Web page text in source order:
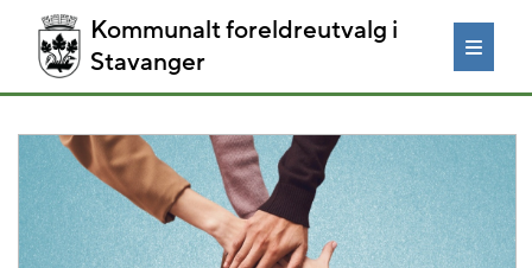
Kommunalt foreldreutvalg i
Stavanger